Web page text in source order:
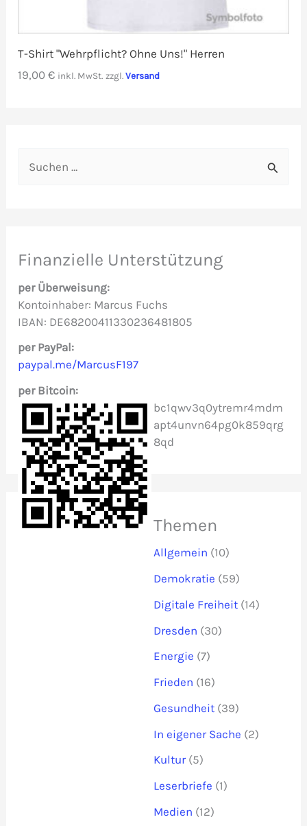
T-Shirt "Wehrpflicht? Ohne Uns!" Herren
19,00€ inkl. MwSt. zzgl.Versand
e
n
a
c
h
:
Finanzielle Unterstützung
per Überweisung:
Kontoinhaber: Marcus Fuchs
IBAN: DE68200411330236481805
per PayPal:
paypal.me/MarcusF197
per Bitcoin:
bc1qwv3q0ytremr4mdm
apt4unvn64pg0k859qrg
8qd
Themen
Allgemein (10)
Demokratie (59)
Digitale Freiheit (14)
Dresden (30)
Energie (7)
Frieden (16)
Gesundheit (39)
In eigener Sache (2)
Kultur (5)
Leserbriefe (1)
Medien (12)